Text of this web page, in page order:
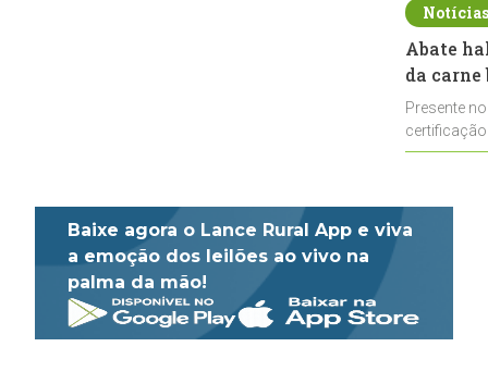
Abate
da
Presente
Baixe agora o Lance Rural App e viva
a emoção dos leilões ao vivo na
palma da mão!